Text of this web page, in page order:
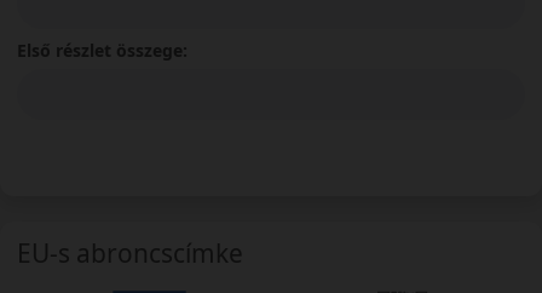
Első részlet összege:
EU-s abroncscímke